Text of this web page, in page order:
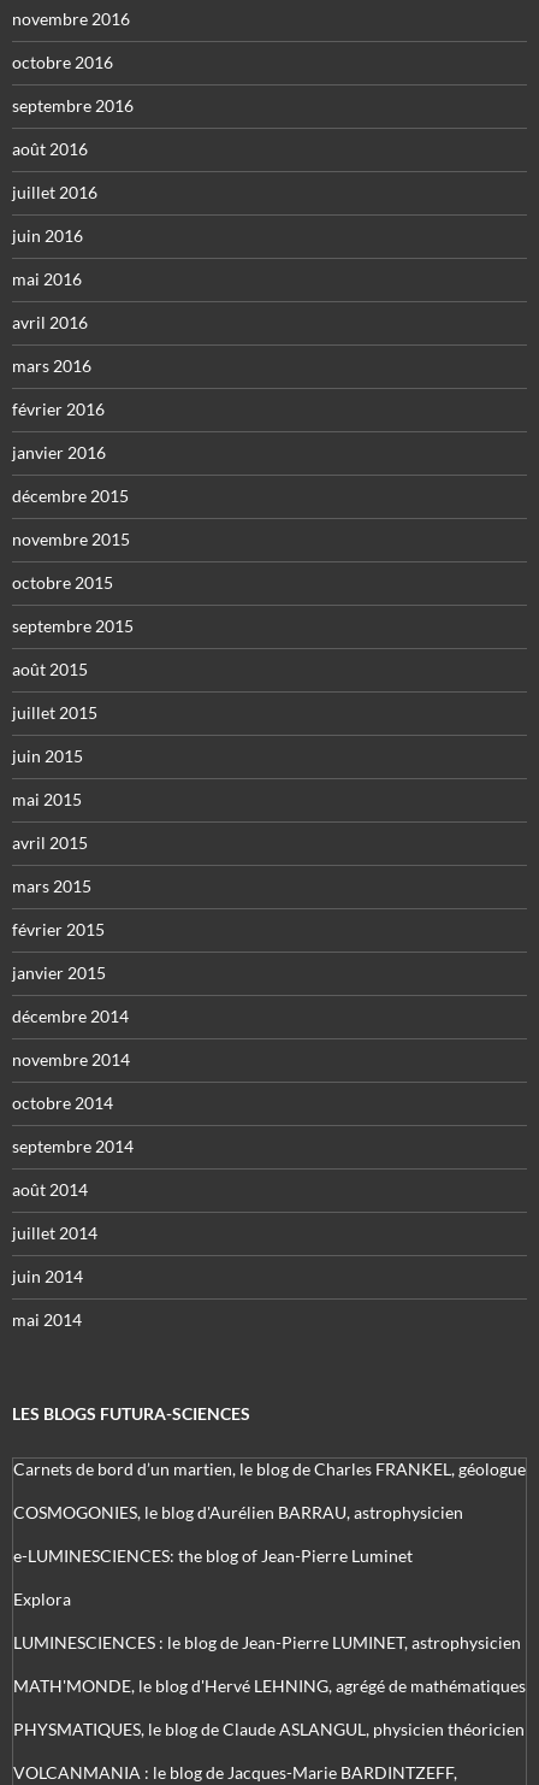
novembre 2016
octobre 2016
septembre 2016
août 2016
juillet 2016
juin 2016
mai 2016
avril 2016
mars 2016
février 2016
janvier 2016
décembre 2015
novembre 2015
octobre 2015
septembre 2015
août 2015
juillet 2015
juin 2015
mai 2015
avril 2015
mars 2015
février 2015
janvier 2015
décembre 2014
novembre 2014
octobre 2014
septembre 2014
août 2014
juillet 2014
juin 2014
mai 2014
LES BLOGS FUTURA-SCIENCES
Carnets de bord d’un martien, le blog de Charles FRANKEL, géologue
COSMOGONIES, le blog d'Aurélien BARRAU, astrophysicien
e-LUMINESCIENCES: the blog of Jean-Pierre Luminet
Explora
LUMINESCIENCES : le blog de Jean-Pierre LUMINET, astrophysicien
MATH'MONDE, le blog d'Hervé LEHNING, agrégé de mathématiques
PHYSMATIQUES, le blog de Claude ASLANGUL, physicien théoricien
VOLCANMANIA : le blog de Jacques-Marie BARDINTZEFF,